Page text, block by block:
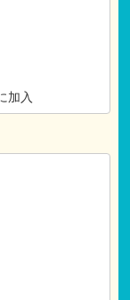
加入